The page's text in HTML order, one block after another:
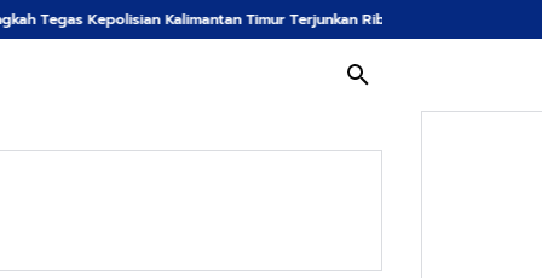
Kalimantan Timur Terjunkan Ribuan Pasukan Demi Tangkal Ancaman